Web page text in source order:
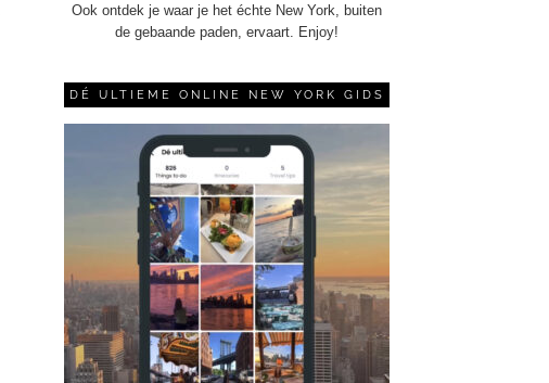
Ook ontdek je waar je het échte New York, buiten
de gebaande paden, ervaart. Enjoy!
DÉ ULTIEME ONLINE NEW YORK GIDS